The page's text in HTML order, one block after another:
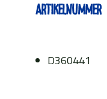
Artikelnummer
D360441